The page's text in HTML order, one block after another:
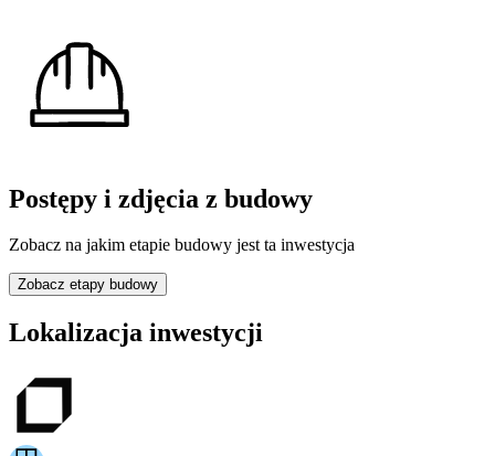
Postępy i zdjęcia z budowy
Zobacz na jakim etapie budowy jest ta inwestycja
Zobacz etapy budowy
Lokalizacja inwestycji